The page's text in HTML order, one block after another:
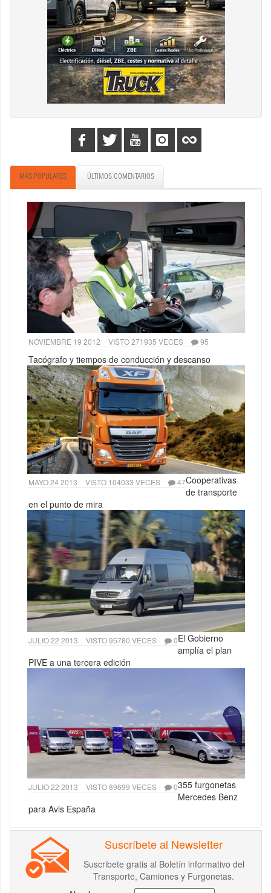
MÁS POPULARES ÚLTIMOS COMENTARIOS
NOVIEMBRE 19 2012 VISTO 271935 VECES 95
Tacógrafo y tiempos de conducción y descanso
MAYO 24 2013 VISTO 104033 VECES 47Cooperativas
de transporte
en el punto de mira
JULIO 22 2013 VISTO 95780 VECES 0El Gobierno
amplía el plan
PIVE a una tercera edición
JULIO 22 2013 VISTO 89699 VECES 0355 furgonetas
Mercedes Benz
para Avis España
Suscríbete al Newsletter
Suscribete gratis al Boletín informativo del
Transporte, Camiones y Furgonetas.